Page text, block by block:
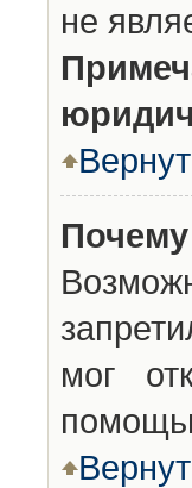
не
Почему
мог